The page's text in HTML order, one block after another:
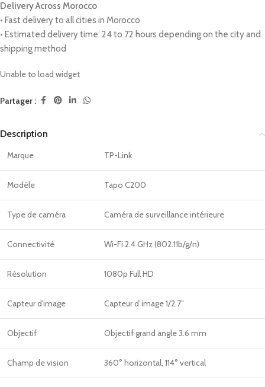
Delivery Across Morocco
• Fast delivery to all cities in Morocco
• Estimated delivery time: 24 to 72 hours depending on the city and
shipping method
Unable to load widget
Partager :
Description
Marque TP-Link
Modèle Tapo C200
Type de caméra Caméra de surveillance intérieure
Connectivité Wi-Fi 2.4 GHz (802.11b/g/n)
Résolution 1080p Full HD
Capteur d'image Capteur d’image 1/2.7″
Objectif Objectif grand angle 3.6 mm
Champ de vision 360° horizontal, 114° vertical